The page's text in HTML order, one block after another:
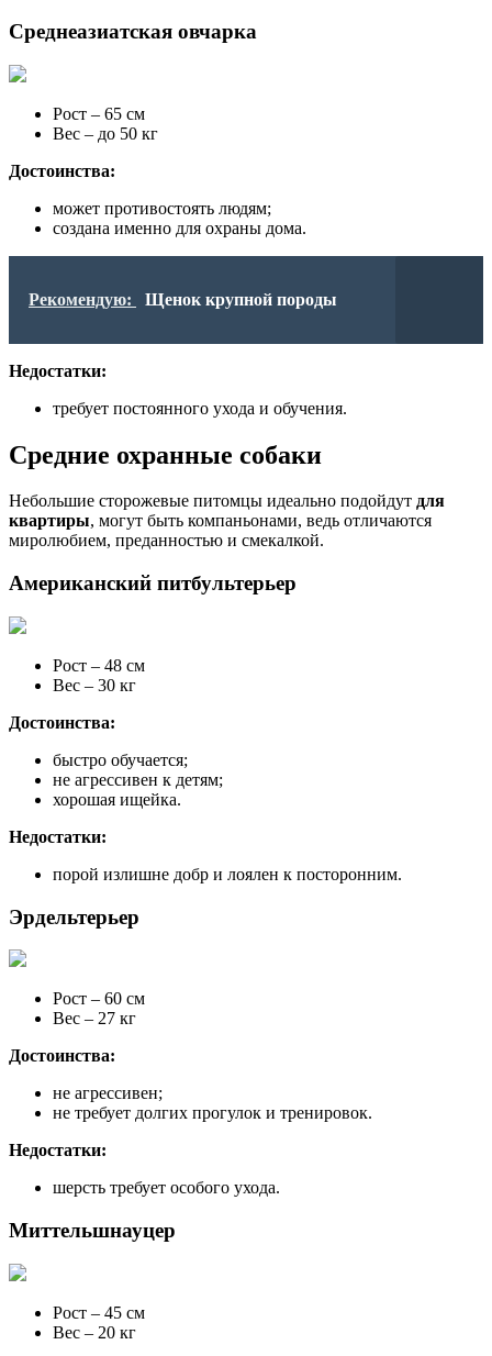
Среднеазиатская овчарка
Рост – 65 см
Вес – до 50 кг
Достоинства:
может противостоять людям;
создана именно для охраны дома.
Рекомендую: Щенок крупной породы
Недостатки:
требует постоянного ухода и обучения.
Средние охранные собаки
Небольшие сторожевые питомцы идеально подойдут для
квартиры, могут быть компаньонами, ведь отличаются
миролюбием, преданностью и смекалкой.
Американский питбультерьер
Рост – 48 см
Вес – 30 кг
Достоинства:
быстро обучается;
не агрессивен к детям;
хорошая ищейка.
Недостатки:
порой излишне добр и лоялен к посторонним.
Эрдельтерьер
Рост – 60 см
Вес – 27 кг
Достоинства:
не агрессивен;
не требует долгих прогулок и тренировок.
Недостатки:
шерсть требует особого ухода.
Миттельшнауцер
Рост – 45 см
Вес – 20 кг